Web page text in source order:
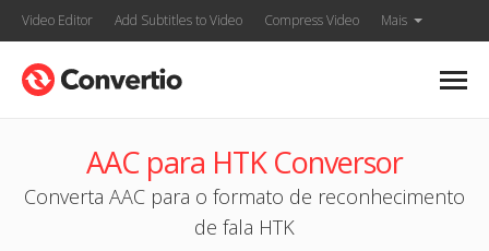
Video Editor Add Subtitles to Video Compress Video Mais
AAC para HTK Conversor
Converta AAC para o formato de reconhecimento
de fala HTK